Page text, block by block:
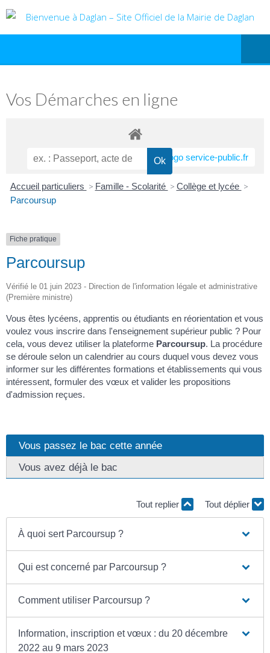
Vos Démarches en ligne
Accueil particuliers > Famille - Scolarité > Collège et lycée >
Parcoursup
Fiche pratique
Parcoursup
Vérifié le 01 juin 2023 - Direction de l'information légale et administrative
(Première ministre)
Vous êtes lycéens, apprentis ou étudiants en réorientation et vous
voulez vous inscrire dans l'enseignement supérieur public ? Pour
cela, vous devez utiliser la plateforme Parcoursup. La procédure
se déroule selon un calendrier au cours duquel vous devez vous
informer sur les différentes formations et établissements qui vous
intéressent, formuler des vœux et valider les propositions
d'admission reçues.
Vous passez le bac cette année
Vous avez déjà le bac
Tout replier Tout déplier
À quoi sert Parcoursup ?
Qui est concerné par Parcoursup ?
Comment utiliser Parcoursup ?
Information, inscription et vœux : du 20 décembre
2022 au 9 mars 2023